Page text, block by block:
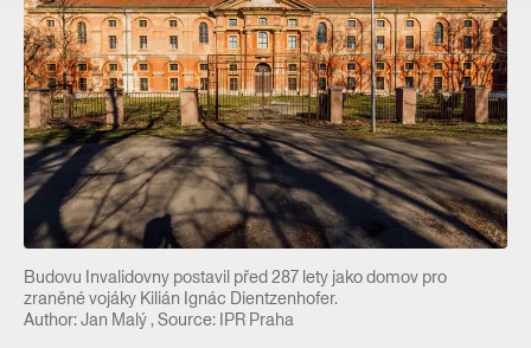
Budovu Invalidovny postavil před 287 lety jako domov pro
zraněné vojáky Kilián Ignác Dientzenhofer.
Author: Jan Malý , Source: IPR Praha